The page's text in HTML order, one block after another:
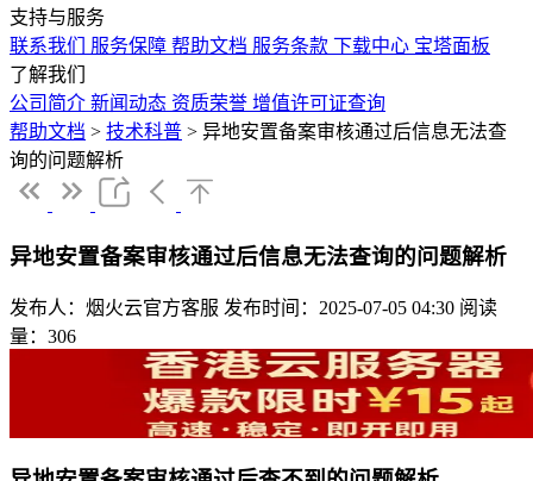
支持与服务
联系我们
服务保障 帮助文档 服务条款 下载中心 宝塔面板
了解我们
公司简介 新闻动态 资质荣誉 增值许可证查询
帮助文档 > 技术科普 > 异地安置备案审核通过后信息无法查
询的问题解析
异地安置备案审核通过后信息无法查询的问题解析
发布人：烟火云官方客服 发布时间：2025-07-05 04:30 阅读
量：306